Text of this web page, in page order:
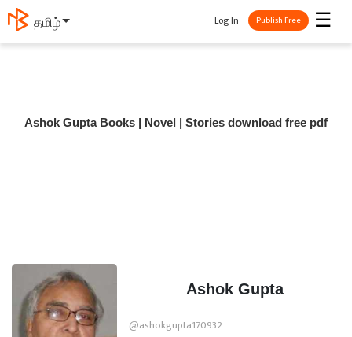
தமிழ் ☰
Log In Publish Free
Ashok Gupta Books | Novel | Stories download free pdf
Ashok Gupta
@ashokgupta170932